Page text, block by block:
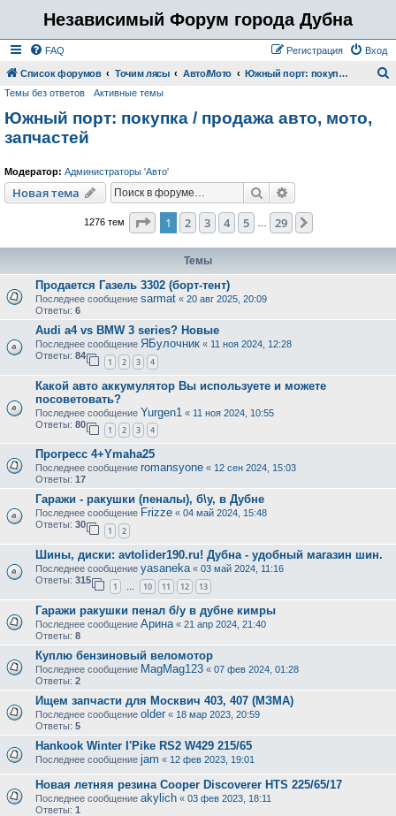
Независимый Форум города Дубна
FAQ Вход
Регистрация
Список форумов Точим лясы Авто/Мото Южный порт: покупка / продажа авто, мото, запчастей
Темы без ответов Активные темы
Южный порт: покупка / продажа авто, мото,
запчастей
Модератор: Администраторы 'Авто'
Новая тема Поиск
1276 тем Страница из 29
1 2 3 4 5 29
Темы
Продается Газель 3302 (борт-тент)
Последнее сообщение sarmat « 20 авг 2025, 20:09
Ответы: 6
Audi a4 vs BMW 3 series? Новые
Последнее сообщение ЯБулочник « 11 ноя 2024, 12:28
Ответы: 84
1 2 3 4
Какой авто аккумулятор Вы используете и можете
посоветовать?
Последнее сообщение Yurgen1 « 11 ноя 2024, 10:55
Ответы: 80
1 2 3 4
Прогресс 4+Ymaha25
Последнее сообщение romansyone « 12 сен 2024, 15:03
Ответы: 17
Гаражи - ракушки (пеналы), б\у, в Дубне
Последнее сообщение Frizze « 04 май 2024, 15:48
Ответы: 30
1 2
Шины, диски: avtolider190.ru! Дубна - удобный магазин шин.
Последнее сообщение yasaneka « 03 май 2024, 11:16
Ответы: 315
1 … 10 11 12 13
Гаражи ракушки пенал б/у в дубне кимры
Последнее сообщение Арина « 21 апр 2024, 21:40
Ответы: 8
Куплю бензиновый веломотор
Последнее сообщение MagMag123 « 07 фев 2024, 01:28
Ответы: 2
Ищем запчасти для Москвич 403, 407 (МЗМА)
Последнее сообщение older « 18 мар 2023, 20:59
Ответы: 5
Hankook Winter I'Pike RS2 W429 215/65
Последнее сообщение jam « 12 фев 2023, 19:01
Новая летняя резина Cooper Discoverer HTS 225/65/17
Последнее сообщение akylich « 03 фев 2023, 18:11
Ответы: 1